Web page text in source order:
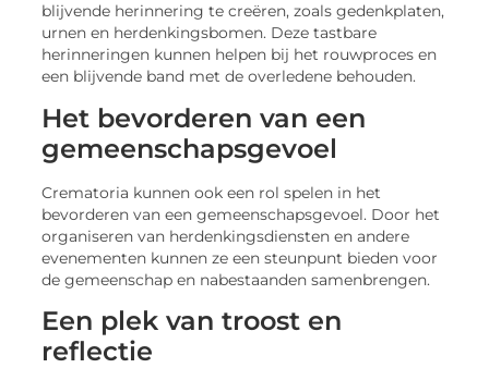
blijvende herinnering te creëren, zoals gedenkplaten,
urnen en herdenkingsbomen. Deze tastbare
herinneringen kunnen helpen bij het rouwproces en
een blijvende band met de overledene behouden.
Het bevorderen van een
gemeenschapsgevoel
Crematoria kunnen ook een rol spelen in het
bevorderen van een gemeenschapsgevoel. Door het
organiseren van herdenkingsdiensten en andere
evenementen kunnen ze een steunpunt bieden voor
de gemeenschap en nabestaanden samenbrengen.
Een plek van troost en
reflectie